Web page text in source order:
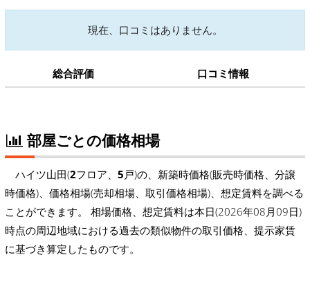
現在、口コミはありません。
総合評価 口コミ情報
部屋ごとの価格相場
ハイツ山田(2フロア、 5戸)の、新築時価格(販売時価格、分譲
時価格)、価格相場(売却相場、取引価格相場)、想定賃料を調べる
ことができます。 相場価格、想定賃料は本日(2026年08月09日)
時点の周辺地域における過去の類似物件の取引価格、提示家賃
に基づき算定したものです。